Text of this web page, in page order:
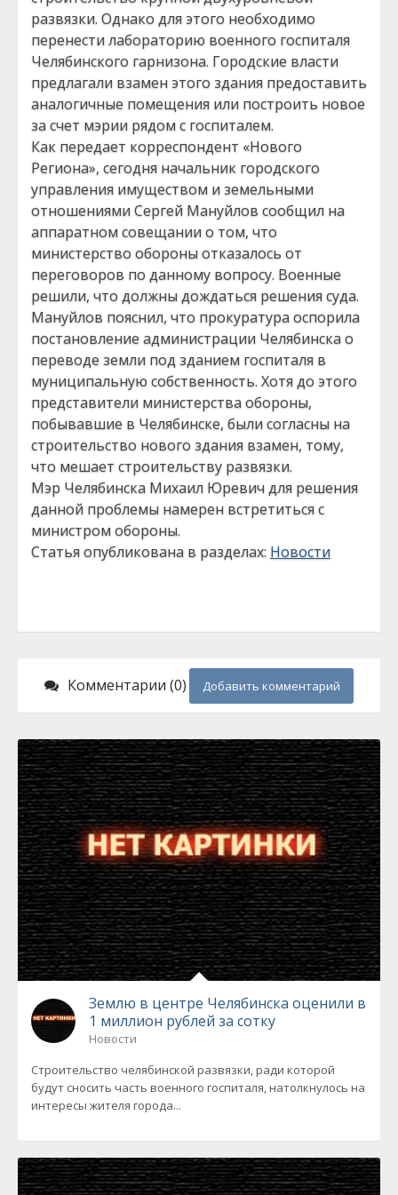
развязки. Однако для этого необходимо
перенести лабораторию военного госпиталя
Челябинского гарнизона. Городские власти
предлагали взамен этого здания предоставить
аналогичные помещения или построить новое
за счет мэрии рядом с госпиталем.
Как передает корреспондент «Нового
Региона», сегодня начальник городского
управления имуществом и земельными
отношениями Сергей Мануйлов сообщил на
аппаратном совещании о том, что
министерство обороны отказалось от
переговоров по данному вопросу. Военные
решили, что должны дождаться решения суда.
Мануйлов пояснил, что прокуратура оспорила
постановление администрации Челябинска о
переводе земли под зданием госпиталя в
муниципальную собственность. Хотя до этого
представители министерства обороны,
побывавшие в Челябинске, были согласны на
строительство нового здания взамен, тому,
что мешает строительству развязки.
Мэр Челябинска Михаил Юревич для решения
данной проблемы намерен встретиться с
министром обороны.
Статья опубликована в разделах: Новости
Комментарии (0) Добавить комментарий
Землю в центре Челябинска оценили в
1 миллион рублей за сотку
Новости
Строительство челябинской развязки, ради которой
будут сносить часть военного госпиталя, натолкнулось на
интересы жителя города...